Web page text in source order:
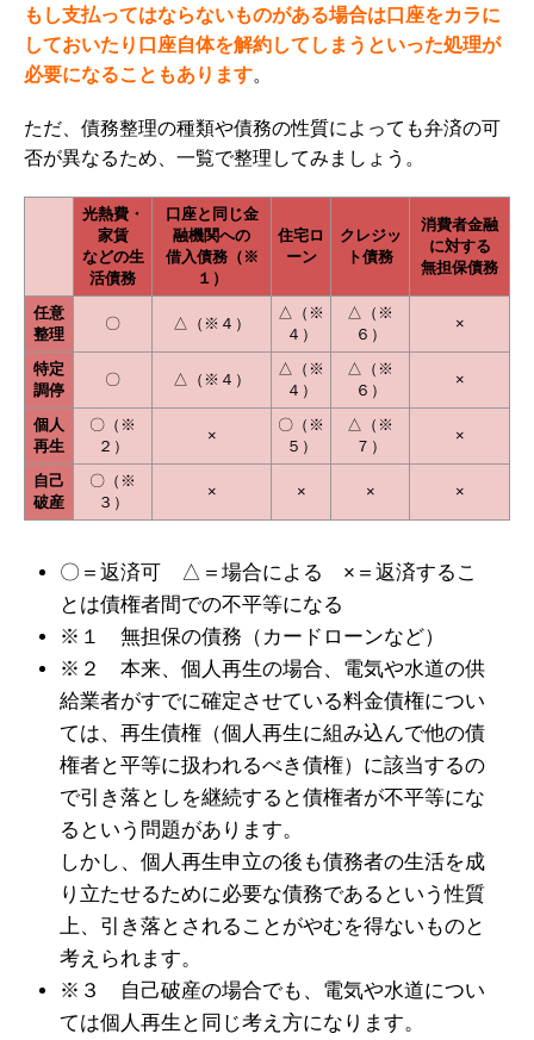
もし支払ってはならないものがある場合は口座をカラに
しておいたり口座自体を解約してしまうといった処理が
必要になることもあります。
ただ、債務整理の種類や債務の性質によっても弁済の可
否が異なるため、一覧で整理してみましょう。
光熱費・
家賃
などの生
活債務
口座と同じ金
融機関への
借入債務（※
１）
住宅ロ
ーン
クレジッ
ト債務
消費者金融
に対する
無担保債務
任意
整理
〇 △（※４）
△（※
４）
△（※
６）
×
特定
調停
〇 △（※４）
△（※
４）
△（※
６）
×
個人
再生
〇（※
２）
×
〇（※
５）
△（※
７）
×
自己
破産
〇（※
３）
× × × ×
〇＝返済可 △＝場合による ×＝返済するこ
とは債権者間での不平等になる
※１ 無担保の債務（カードローンなど）
※２ 本来、個人再生の場合、電気や水道の供
給業者がすでに確定させている料金債権につい
ては、再生債権（個人再生に組み込んで他の債
権者と平等に扱われるべき債権）に該当するの
で引き落としを継続すると債権者が不平等にな
るという問題があります。
しかし、個人再生申立の後も債務者の生活を成
り立たせるために必要な債務であるという性質
上、引き落とされることがやむを得ないものと
考えられます。
※３ 自己破産の場合でも、電気や水道につい
ては個人再生と同じ考え方になります。